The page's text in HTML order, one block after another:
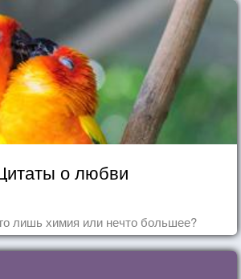
о любви
лишь химия или нечто большее?